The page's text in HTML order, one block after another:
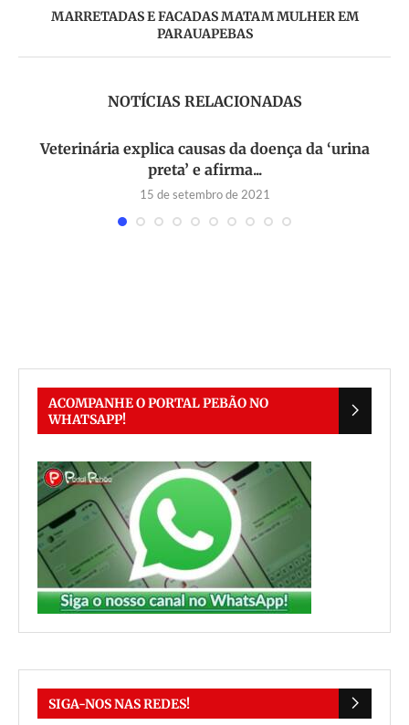
MARRETADAS E FACADAS MATAM MULHER EM
PARAUAPEBAS
NOTÍCIAS RELACIONADAS
Veterinária explica causas da doença da ‘urina
preta’ e afirma...
15 de setembro de 2021
ACOMPANHE O PORTAL PEBÃO NO
WHATSAPP!
SIGA-NOS NAS REDES!